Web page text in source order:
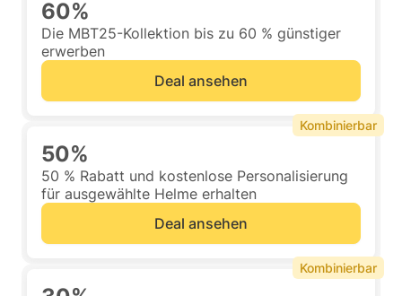
60%
Die MBT25-Kollektion bis zu 60 % günstiger
erwerben
Deal ansehen
50%
50 % Rabatt und kostenlose Personalisierung
für ausgewählte Helme erhalten
Deal ansehen
Kombinierbar
Kombinierbar